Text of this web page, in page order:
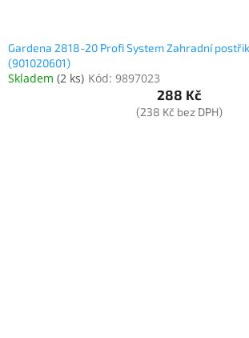
Gardena 2818-20 Profi System Zahradní
(901020601)
Skladem (2 ks) Kód: 9897023
288 Kč
(238 Kč bez DPH)